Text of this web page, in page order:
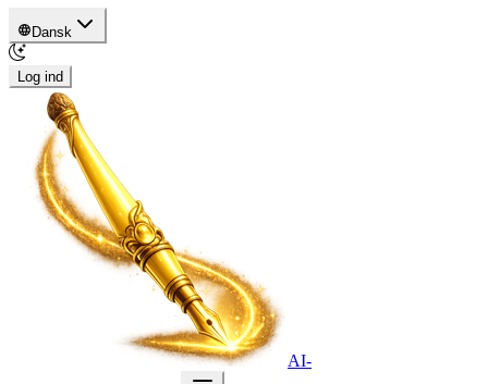
Dansk
Log ind
AI-